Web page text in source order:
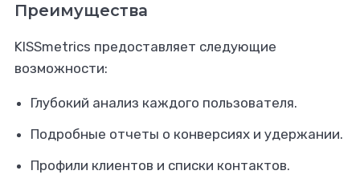
Преимущества
KISSmetrics предоставляет следующие
возможности:
Глубокий анализ каждого пользователя.
Подробные отчеты о конверсиях и удержании.
Профили клиентов и списки контактов.